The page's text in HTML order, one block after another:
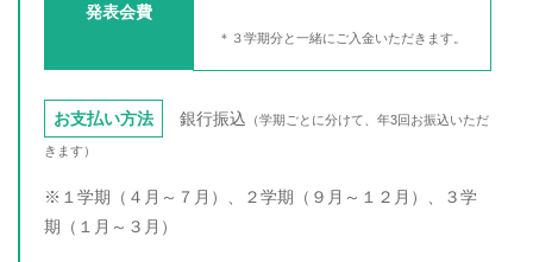
発表会費
＊３学期分と一緒にご入金いただきます。
お支払い方法 銀行振込 （学期ごとに分けて、年3回お振込いただ
きます）
※１学期（４月～７月）、２学期（９月～１２月）、３学
期（１月～３月）